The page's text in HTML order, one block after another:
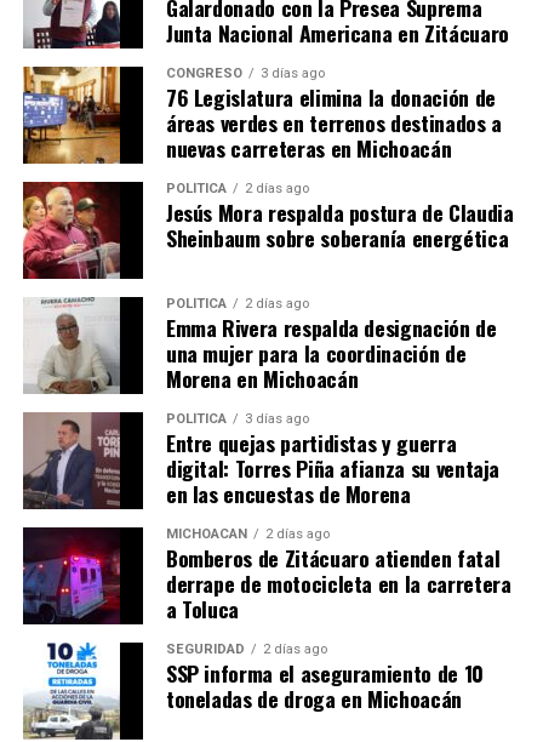
Me gusta esto:
Relacionado
SSM exhorta la población a
prevenir picaduras de
alacrán
9 marzo, 2022
En "Michoacán"
SSM Emite
Recomendaciones para
Prevenir Picaduras de
Alacrán en Michoacán
23 noviembre, 2024
En "Michoacán"
Emite SSM
recomendaciones para
prevenir picaduras de
alacrán
Galardonado con la Presea Suprema
Junta Nacional Americana en Zitácuaro
CONGRESO 3 días ago
76 Legislatura elimina la donación de
áreas verdes en terrenos destinados a
nuevas carreteras en Michoacán
POLÍTICA 2 días ago
Jesús Mora respalda postura de Claudia
Sheinbaum sobre soberanía energética
POLÍTICA 2 días ago
Emma Rivera respalda designación de
una mujer para la coordinación de
Morena en Michoacán
POLÍTICA 3 días ago
Entre quejas partidistas y guerra
digital: Torres Piña afianza su ventaja
en las encuestas de Morena
MICHOACÁN 2 días ago
Bomberos de Zitácuaro atienden fatal
derrape de motocicleta en la carretera
a Toluca
SEGURIDAD 2 días ago
SSP informa el aseguramiento de 10
toneladas de droga en Michoacán